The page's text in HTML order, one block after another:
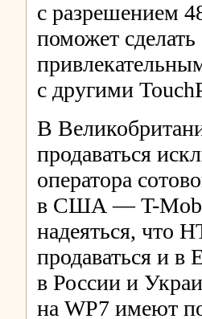
с разрешением
поможет сделать
с другими
В
продаваться
оператора
в США — T-
надеяться, что
продаваться и в
в России и
на WP7 имеют